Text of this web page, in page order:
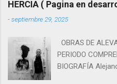
HERCIA ( Pagina en
-septiembre 29, 2025
OBRAS DE
PERIODO
BIOGRAFÍA